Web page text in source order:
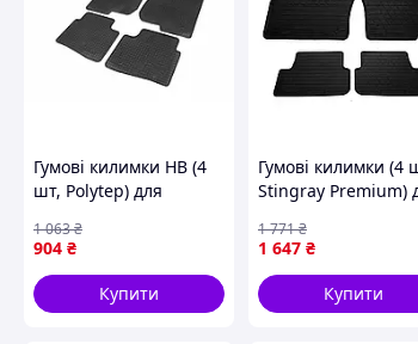
Гумові килимки HB (4
шт, Polytep) для
рр
904 ₴
1 063₴
Купити
Гумові килимки (4
Stingray Premium)
1 647 ₴
1 771₴
Купити